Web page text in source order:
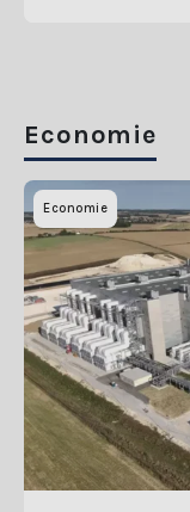
Economie
Economie